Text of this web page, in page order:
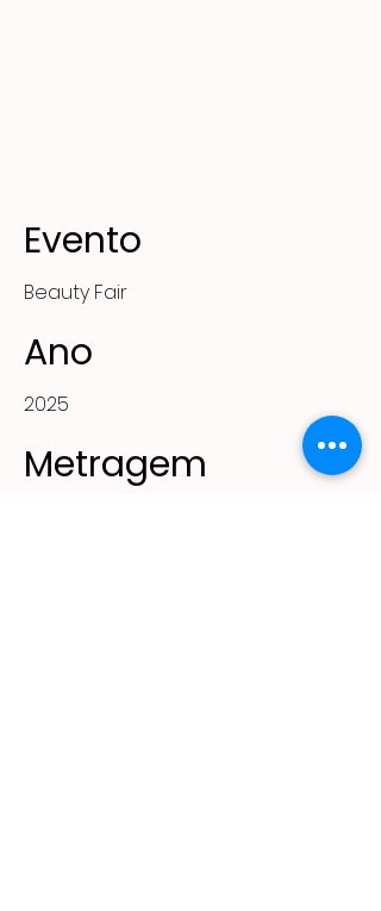
Evento
Beauty Fair
Ano
2025
Metragem